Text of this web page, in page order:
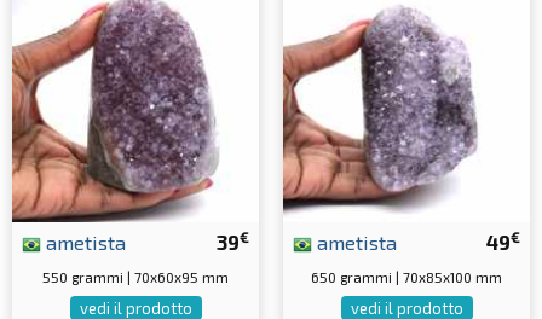
39€
ametista
550 grammi | 70x60x95 mm
vedi il prodotto
49€
ametista
650 grammi | 70x85x100 mm
vedi il prodotto